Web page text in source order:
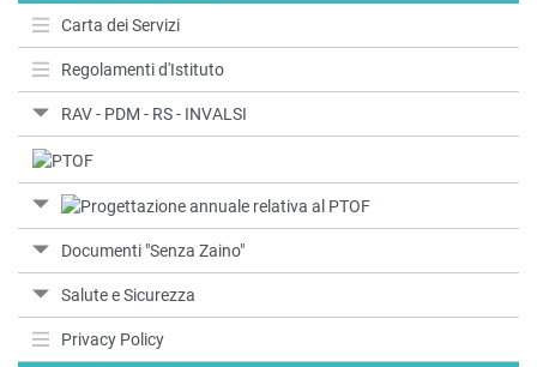
Carta dei Servizi
Regolamenti d'Istituto
RAV - PDM - RS - INVALSI
Documenti "Senza Zaino"
Salute e Sicurezza
Privacy Policy